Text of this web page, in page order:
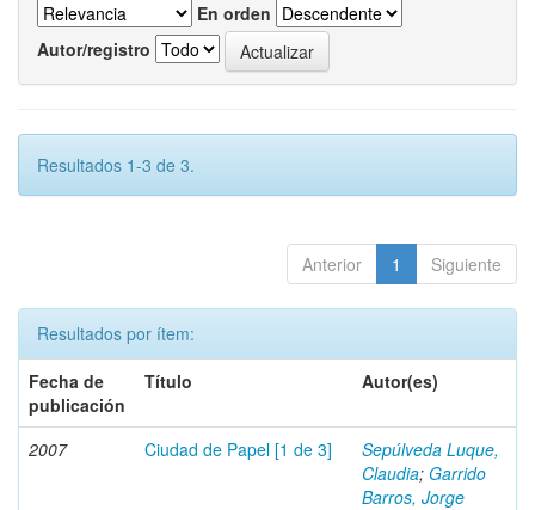
En orden
Autor/registro
Resultados 1-3 de 3.
Anterior 1 Siguiente
Resultados por ítem:
Fecha de
publicación
Título Autor(es)
2007 Ciudad de Papel [1 de 3]
Sepúlveda Luque,
Claudia; Garrido
Barros, Jorge